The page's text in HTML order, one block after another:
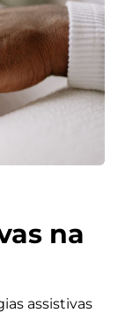
na
assistivas